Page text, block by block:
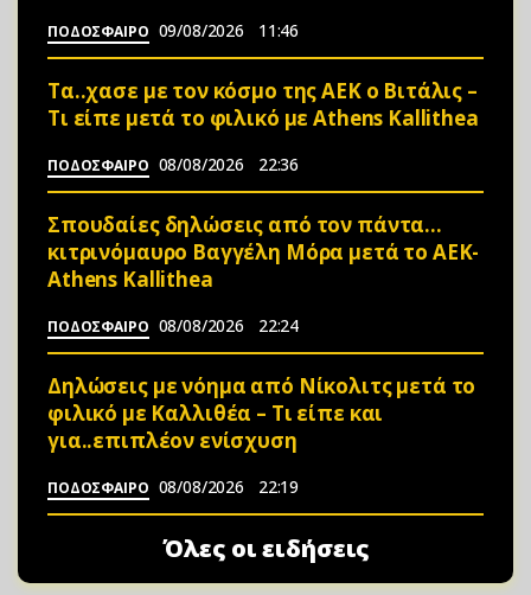
ΠΟΔΟΣΦΑΙΡΟ 09/08/2026 11:46
Τα..χασε με τον κόσμο της ΑΕΚ ο Βιτάλις –
Τι είπε μετά το φιλικό με Athens Kallithea
ΠΟΔΟΣΦΑΙΡΟ 08/08/2026 22:36
Σπουδαίες δηλώσεις από τον πάντα…
κιτρινόμαυρο Βαγγέλη Μόρα μετά το ΑΕΚ-
Athens Kallithea
ΠΟΔΟΣΦΑΙΡΟ 08/08/2026 22:24
Δηλώσεις με νόημα από Νίκολιτς μετά το
φιλικό με Καλλιθέα – Τι είπε και
για..επιπλέον ενίσχυση
ΠΟΔΟΣΦΑΙΡΟ 08/08/2026 22:19
Όλες οι ειδήσεις